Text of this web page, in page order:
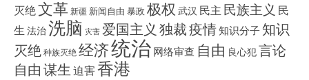
灭绝文革 新疆 新闻自由 暴政 极权 武汉 民主 民族主义 民
生 法治洗脑 灾害 爱国主义 独裁疫情知识分子 知识
灭绝 种族灭绝 经济统治 网络审查 自由 良心犯言论
自由 谋生 迫害香港